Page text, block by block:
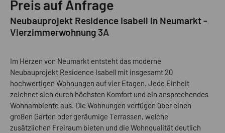
Preis auf Anfrage
Neubauprojekt Residence Isabell in Neumarkt -
Vierzimmerwohnung 3A
Im Herzen von Neumarkt entsteht das moderne
Neubauprojekt Residence Isabell mit insgesamt 20
hochwertigen Wohnungen auf vier Etagen. Jede Einheit
zeichnet sich durch höchsten Komfort und ein ansprechendes
Wohnambiente aus. Die Wohnungen verfügen über einen
großen Garten oder geräumige Terrassen, welche
zusätzlichen Freiraum bieten und die Wohnqualität deutlich